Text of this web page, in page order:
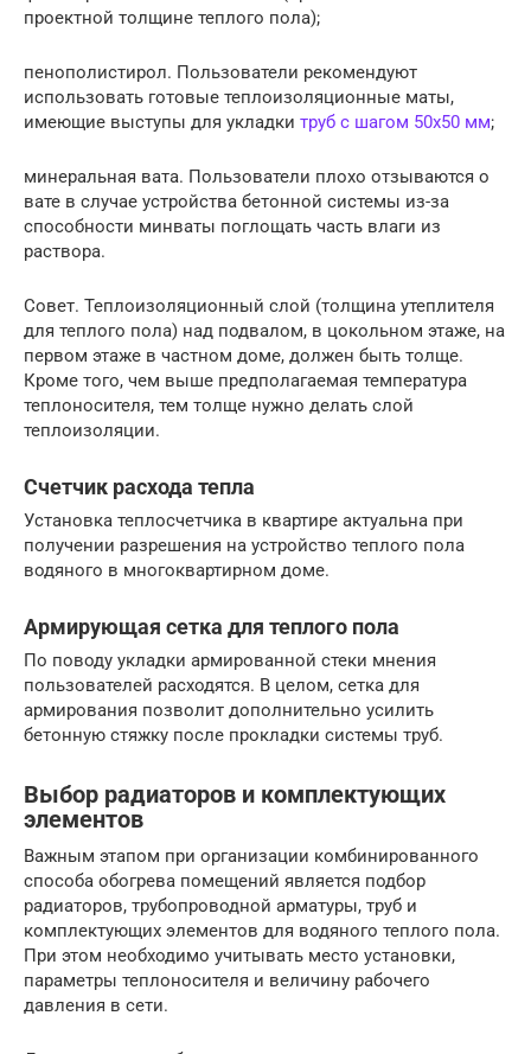
проектной толщине теплого пола);
пенополистирол. Пользователи рекомендуют
использовать готовые теплоизоляционные маты,
имеющие выступы для укладки труб с шагом 50х50 мм;
минеральная вата. Пользователи плохо отзываются о
вате в случае устройства бетонной системы из-за
способности минваты поглощать часть влаги из
раствора.
Совет. Теплоизоляционный слой (толщина утеплителя
для теплого пола) над подвалом, в цокольном этаже, на
первом этаже в частном доме, должен быть толще.
Кроме того, чем выше предполагаемая температура
теплоносителя, тем толще нужно делать слой
теплоизоляции.
Счетчик расхода тепла
Установка теплосчетчика в квартире актуальна при
получении разрешения на устройство теплого пола
водяного в многоквартирном доме.
Армирующая сетка для теплого пола
По поводу укладки армированной стеки мнения
пользователей расходятся. В целом, сетка для
армирования позволит дополнительно усилить
бетонную стяжку после прокладки системы труб.
Выбор радиаторов и комплектующих
элементов
Важным этапом при организации комбинированного
способа обогрева помещений является подбор
радиаторов, трубопроводной арматуры, труб и
комплектующих элементов для водяного теплого пола.
При этом необходимо учитывать место установки,
параметры теплоносителя и величину рабочего
давления в сети.